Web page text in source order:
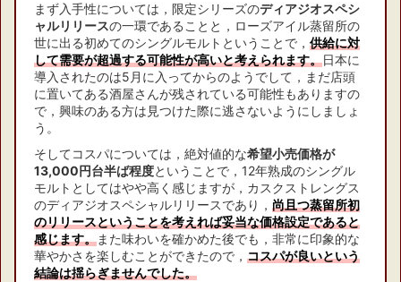
まず入手性については，限定シリーズのディアジオスペシ
ャルリリースの一環であることと，ローズアイル蒸留所の
世に出る初めてのシングルモルトということで， 供給に対
して需要が超過する可能性が高いと考えられます。日本に
導入されたのは5月に入ってからのようでして，まだ店頭
に置いてある酒屋さんが残されている可能性もありますの
で，興味のある方は見つけた際に逃さないようにしましょ
う。
そしてコスパについては，絶対値的な希望小売価格が
13,000円台半ば程度ということで，12年熟成のシングル
モルトとしてはやや高く感じますが，カスクストレングス
のディアジオスペシャルリリースであり， 尚且つ蒸留所初
のリリースということを考えれば妥当な価格設定であると
感じます。また味わいを確かめた後でも，非常に印象的な
華やかさを楽しむことができたので， コスパが良いという
結論は揺らぎませんでした。